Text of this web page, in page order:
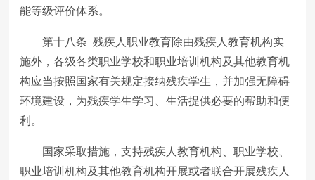
能等级评价体系。
第十八条 残疾人职业教育除由残疾人教育机构实
施外，各级各类职业学校和职业培训机构及其他教育机
构应当按照国家有关规定接纳残疾学生，并加强无障碍
环境建设，为残疾学生学习、生活提供必要的帮助和便
利。
国家采取措施，支持残疾人教育机构、职业学校、
职业培训机构及其他教育机构开展或者联合开展残疾人